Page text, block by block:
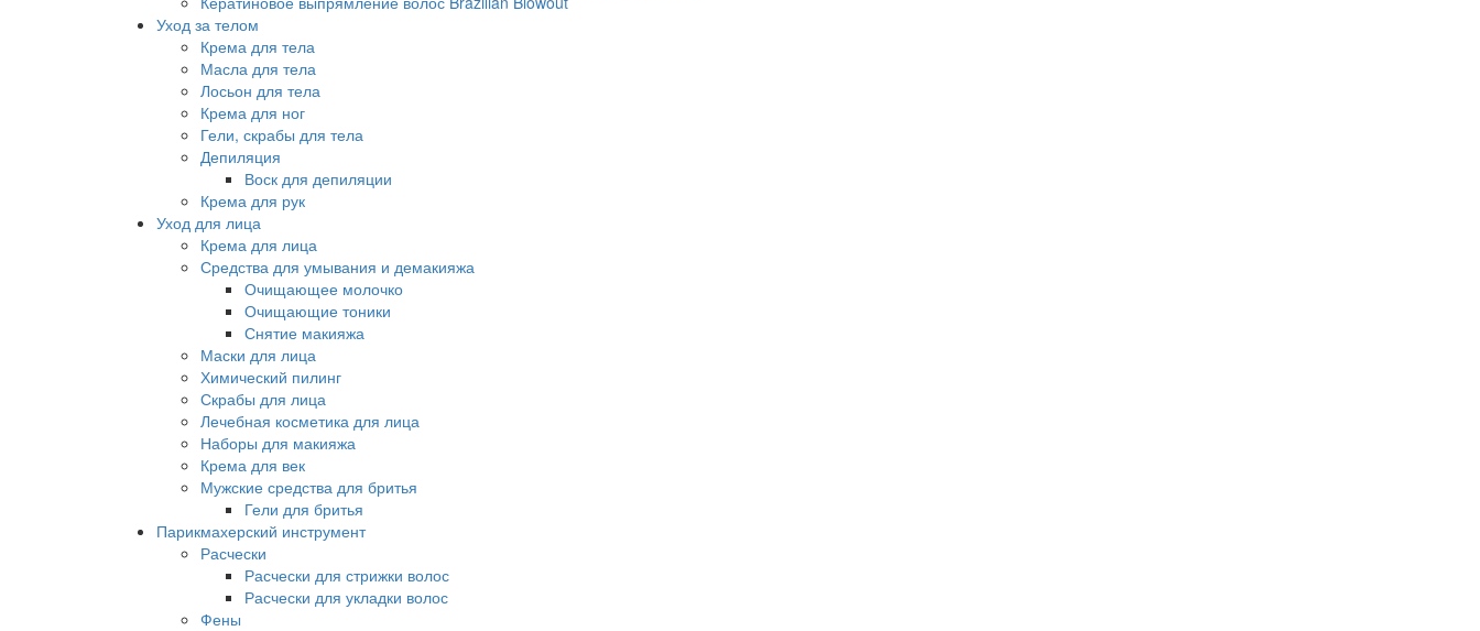
Уход за телом
Крема для тела
Масла для тела
Лосьон для тела
Крема для ног
Гели, скрабы для тела
Депиляция
Воск для депиляции
Крема для рук
Уход для лица
Крема для лица
Средства для умывания и демакияжа
Очищающее молочко
Очищающие тоники
Снятие макияжа
Маски для лица
Химический пилинг
Скрабы для лица
Лечебная косметика для лица
Наборы для макияжа
Крема для век
Мужские средства для бритья
Гели для бритья
Парикмахерский инструмент
Расчески
Расчески для стрижки волос
Расчески для укладки волос
Фены